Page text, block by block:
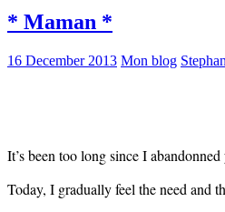
* Maman *
16 December 2013 Mon blog
It’s been too long since I abandonned
Today, I gradually feel the need and